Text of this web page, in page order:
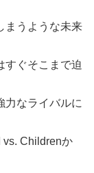
まうような未来
すぐそこまで迫
力なライバルに
vs. Childrenか